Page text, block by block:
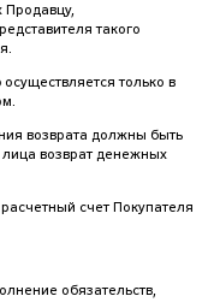
Продавцу,
такого
только в
возврата должны быть
лица возврат денежных
счет Покупателя
обязательств,